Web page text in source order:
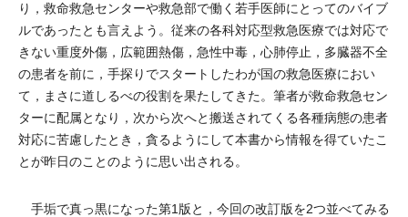
り，救命救急センターや救急部で働く若手医師にとってのバイブ
ルであったとも言えよう。従来の各科対応型救急医療では対応で
きない重度外傷，広範囲熱傷，急性中毒，心肺停止，多臓器不全
の患者を前に，手探りでスタートしたわが国の救急医療におい
て，まさに道しるべの役割を果たしてきた。筆者が救命救急セン
ターに配属となり，次から次へと搬送されてくる各種病態の患者
対応に苦慮したとき，貪るようにして本書から情報を得ていたこ
とが昨日のことのように思い出される。
手垢で真っ黒になった第1版と，今回の改訂版を2つ並べてみる